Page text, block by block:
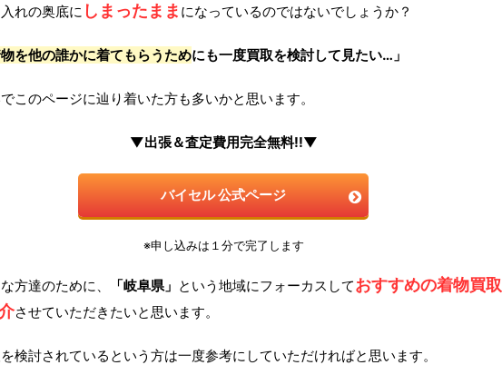
れの奥底に しまったまま になっているのではないでしょうか？
を他の誰かに着てもらうためにも一度買取を検討して見たい…」
このページに辿り着いた方も多いかと思います。
▼出張＆査定費用完全無料!!▼
バイセル 公式ページ
※申し込みは１分で完了します
方達のために、 「岐阜県」 という地域にフォーカスしておすすめの着物買取
させていただきたいと思います。
検討されているという方は一度参考にしていただければと思います。